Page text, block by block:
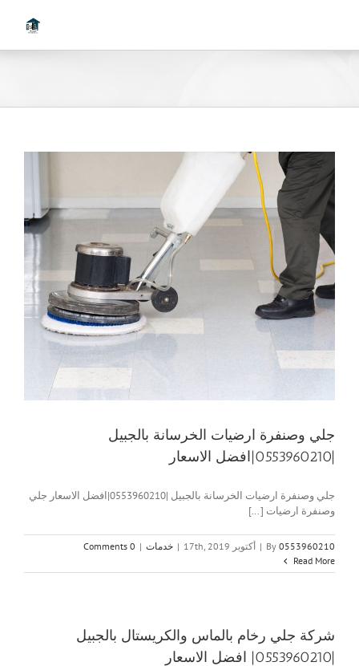
جلي وصنفرة ارضيات الخرسانة بالجبيل
|0553960210|افضل الاسعار
جلي وصنفرة ارضيات الخرسانة بالجبيل |0553960210|افضل الاسعار جلي
وصنفرة ارضيات [...]
By 0553960210
| أكتوبر 17th, 2019 | خدمات |
0 Comments
Read More
شركة جلي رخام بالماس والكريستال بالجبيل
|0553960210| افضل الاسعار